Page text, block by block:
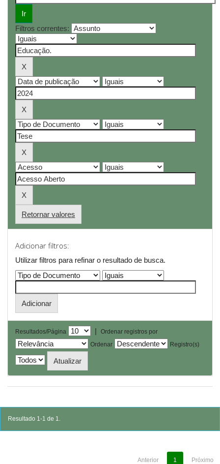
Filtros correntes:
Retornar valores
Adicionar filtros:
Utilizar filtros para refinar o resultado de busca.
Resultados/Página |
Ordenar registros por
Ordenar
Registro(s)
Resultado 1-1 de 1.
Anterior 1 Próximo